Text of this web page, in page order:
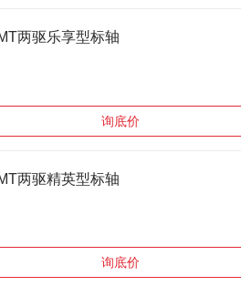
两驱乐享型标轴
询底价
两驱精英型标轴
询底价